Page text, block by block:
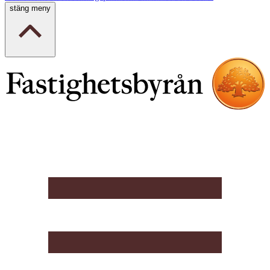
stäng meny